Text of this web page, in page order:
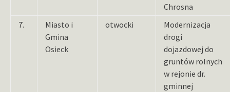
Chrosna
7.
Miasto i
Gmina
Osieck
otwocki
Modernizacja
drogi
dojazdowej do
gruntów rolnych
w rejonie dr.
gminnej